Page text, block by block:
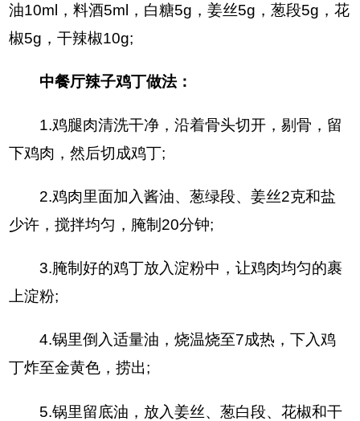
油10ml，料酒5ml，白糖5g，姜丝5g，葱段5g，花
椒5g，干辣椒10g;
中餐厅辣子鸡丁做法：
1.鸡腿肉清洗干净，沿着骨头切开，剔骨，留
下鸡肉，然后切成鸡丁;
2.鸡肉里面加入酱油、葱绿段、姜丝2克和盐
少许，搅拌均匀，腌制20分钟;
3.腌制好的鸡丁放入淀粉中，让鸡肉均匀的裹
上淀粉;
4.锅里倒入适量油，烧温烧至7成热，下入鸡
丁炸至金黄色，捞出;
5.锅里留底油，放入姜丝、葱白段、花椒和干